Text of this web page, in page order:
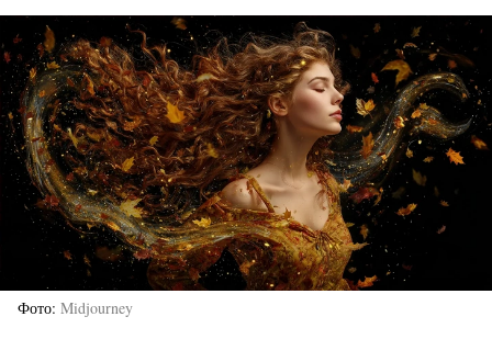
Фото Midjourney